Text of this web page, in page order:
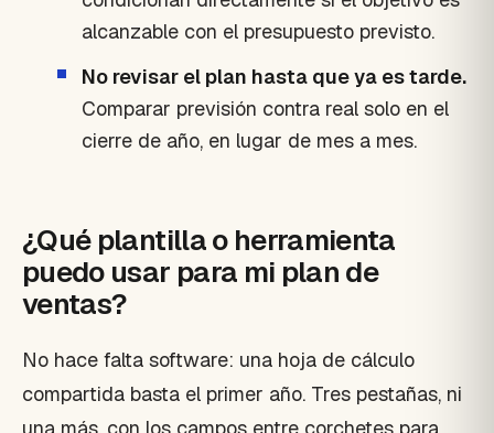
alcanzable con el presupuesto previsto.
No revisar el plan hasta que ya es tarde.
Comparar previsión contra real solo en el
cierre de año, en lugar de mes a mes.
¿Qué plantilla o herramienta
puedo usar para mi plan de
ventas?
No hace falta software: una hoja de cálculo
compartida basta el primer año. Tres pestañas, ni